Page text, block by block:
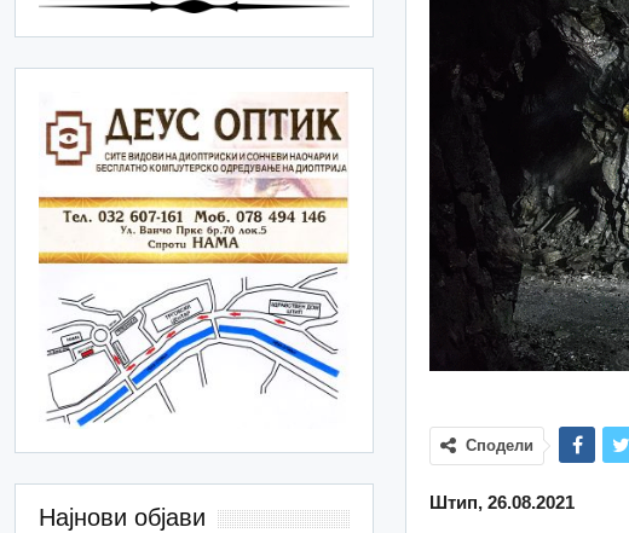
Сподели
Штип, 26.08.2021
Најнови објави